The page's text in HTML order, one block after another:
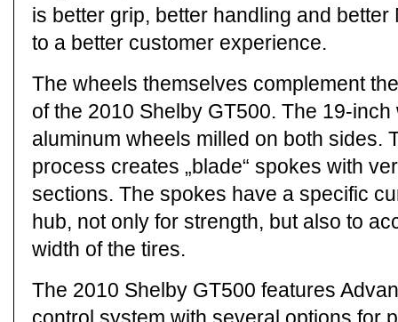
is better grip, better handling and
to a better customer experience.
The wheels themselves complement
of the 2010 Shelby GT500. The 19-
aluminum wheels milled on both sides.
process creates „blade“ spokes with
sections. The spokes have a specific
hub, not only for strength, but also to
width of the tires.
The 2010 Shelby GT500 features